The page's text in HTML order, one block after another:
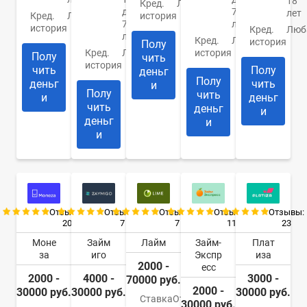
Кред.
история
Любая
Полу
чить
деньг
и
до
70
лет
Кред.
история
Любая
Полу
чить
деньг
и
Кред.
история
Любая
Полу
чить
деньг
и
70
лет
Кред.
история
Любая
Полу
чить
деньг
и
лет
Кред.
история
Полу
чить
деньг
и
Отзывы:
20
Моне
за
2000 -
30000 руб.
Отзывы:
7
Займ
иго
4000 -
30000 руб.
Отзывы:
7
Лайм
2000 -
70000 руб.
СтавкаОт
Отзывы:
11
Займ-
Экспр
есс
2000 -
Отзывы:
23
Плат
иза
3000 -
30000 руб.